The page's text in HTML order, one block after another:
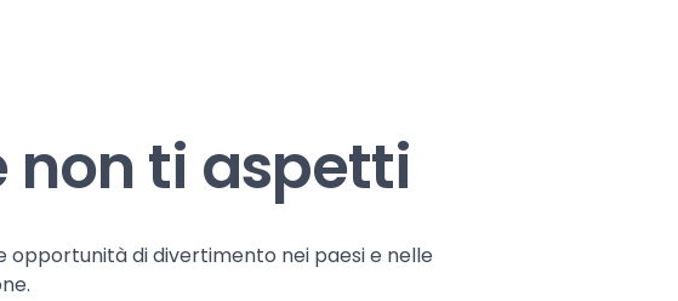
non ti aspetti
opportunità di divertimento nei paesi e nelle